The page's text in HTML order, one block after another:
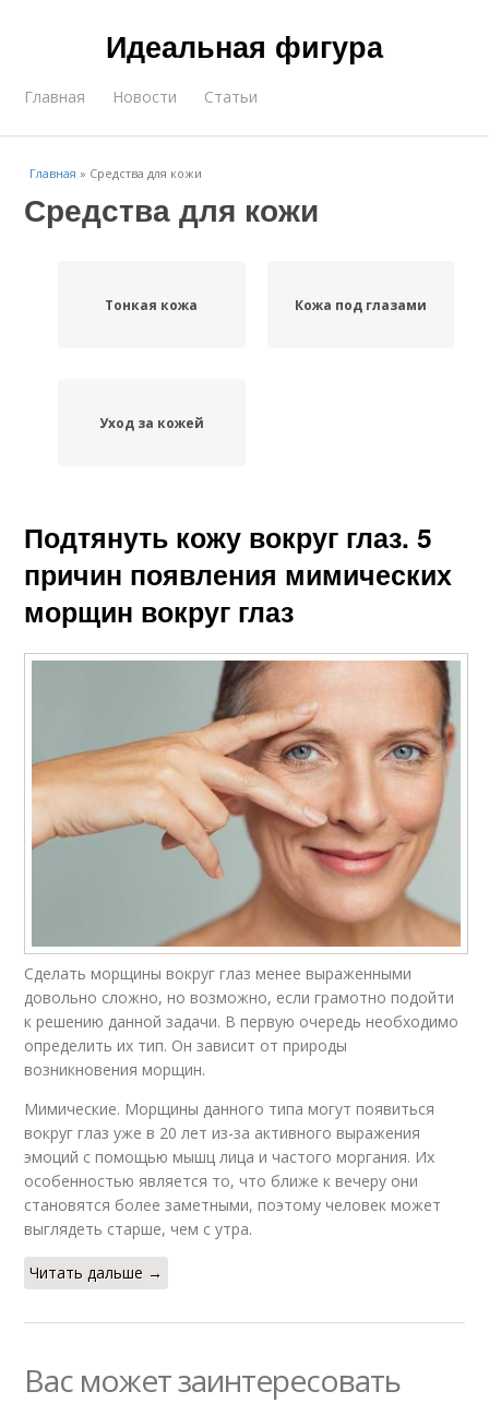
Идеальная фигура
Главная Новости Статьи
Главная » Средства для кожи
Средства для кожи
Тонкая кожа Кожа под глазами
Уход за кожей
Подтянуть кожу вокруг глаз. 5
причин появления мимических
морщин вокруг глаз
Сделать морщины вокруг глаз менее выраженными
довольно сложно, но возможно, если грамотно подойти
к решению данной задачи. В первую очередь необходимо
определить их тип. Он зависит от природы
возникновения морщин.
Мимические. Морщины данного типа могут появиться
вокруг глаз уже в 20 лет из-за активного выражения
эмоций с помощью мышц лица и частого моргания. Их
особенностью является то, что ближе к вечеру они
становятся более заметными, поэтому человек может
выглядеть старше, чем с утра.
Читать дальше →
Вас может заинтересовать